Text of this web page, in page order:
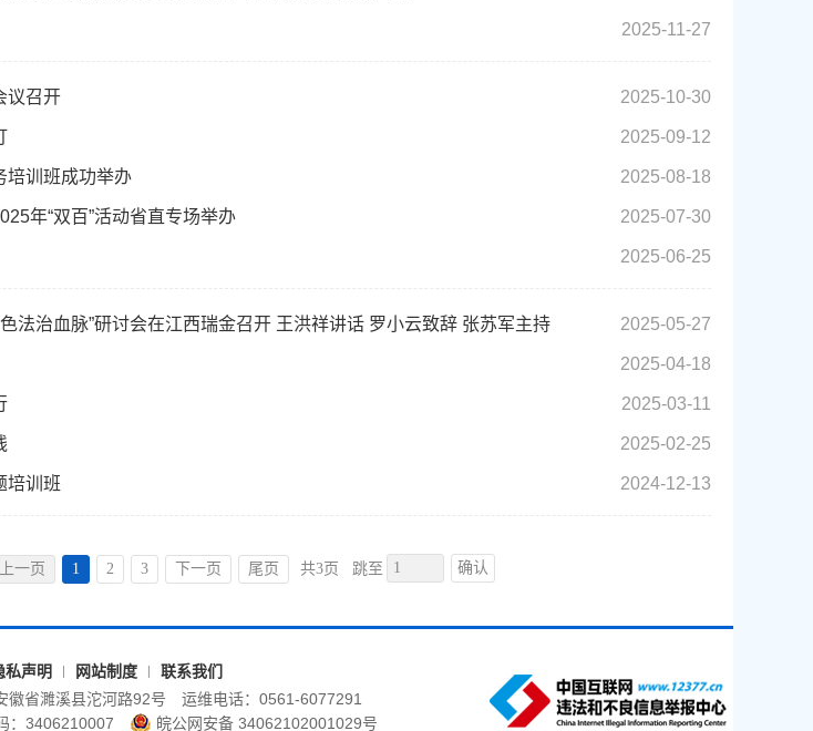
2025-11-27
议召开 2025-10-30
2025-09-12
培训班成功举办 2025-08-18
年“双百”活动省直专场举办 2025-07-30
2025-06-25
法治血脉”研讨会在江西瑞金召开 王洪祥讲话 罗小云致辞 张苏军主持 2025-05-27
2025-04-18
2025-03-11
2025-02-25
培训班 2024-12-13
上一页 1 2 3 下一页 尾页 共3页 跳至 确认
私声明 网站制度
联系我们
徽省濉溪县沱河路92号
运维电话：0561-6077291
：3406210007 皖公网安备 34062102001029号